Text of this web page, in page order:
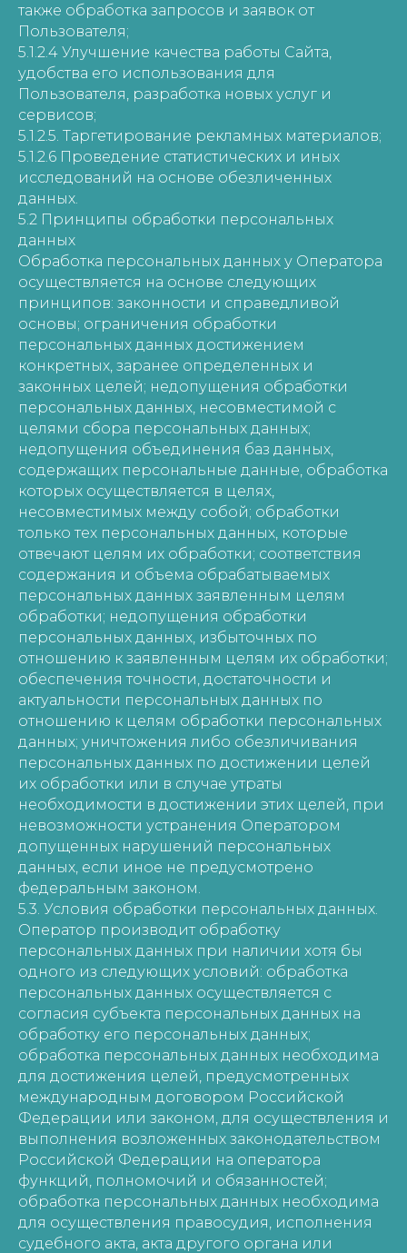
также обработка запросов и заявок от
Пользователя;
5.1.2.4 Улучшение качества работы Сайта,
удобства его использования для
Пользователя, разработка новых услуг и
сервисов;
5.1.2.5. Таргетирование рекламных материалов;
5.1.2.6 Проведение статистических и иных
исследований на основе обезличенных
данных.
5.2 Принципы обработки персональных
данных
Обработка персональных данных у Оператора
осуществляется на основе следующих
принципов: законности и справедливой
основы; ограничения обработки
персональных данных достижением
конкретных, заранее определенных и
законных целей; недопущения обработки
персональных данных, несовместимой с
целями сбора персональных данных;
недопущения объединения баз данных,
содержащих персональные данные, обработка
которых осуществляется в целях,
несовместимых между собой; обработки
только тех персональных данных, которые
отвечают целям их обработки; соответствия
содержания и объема обрабатываемых
персональных данных заявленным целям
обработки; недопущения обработки
персональных данных, избыточных по
отношению к заявленным целям их обработки;
обеспечения точности, достаточности и
актуальности персональных данных по
отношению к целям обработки персональных
данных; уничтожения либо обезличивания
персональных данных по достижении целей
их обработки или в случае утраты
необходимости в достижении этих целей, при
невозможности устранения Оператором
допущенных нарушений персональных
данных, если иное не предусмотрено
федеральным законом.
5.3. Условия обработки персональных данных.
Оператор производит обработку
персональных данных при наличии хотя бы
одного из следующих условий: обработка
персональных данных осуществляется с
согласия субъекта персональных данных на
обработку его персональных данных;
обработка персональных данных необходима
для достижения целей, предусмотренных
международным договором Российской
Федерации или законом, для осуществления и
выполнения возложенных законодательством
Российской Федерации на оператора
функций, полномочий и обязанностей;
обработка персональных данных необходима
для осуществления правосудия, исполнения
судебного акта, акта другого органа или